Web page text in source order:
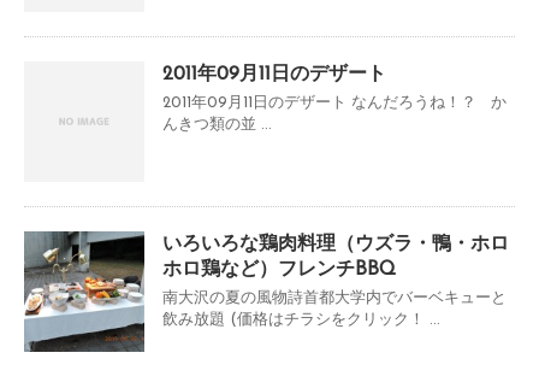
2011年09月11日のデザート
2011年09月11日のデザート なんだろうね！？ か
んきつ類の並 ...
いろいろな鶏肉料理（ウズラ・鴨・ホロ
ホロ鶏など）フレンチBBQ
南大沢の夏の風物詩首都大学内でバーベキューと
飲み放題 (価格はチラシをクリック！ ...